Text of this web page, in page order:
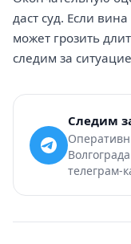
даст суд. Если
может грозить
следим за
Следим
телеграм-